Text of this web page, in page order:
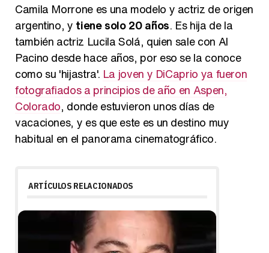
Camila Morrone es una modelo y actriz de origen
argentino, y tiene solo 20 años. Es hija de la
también actriz Lucila Solá, quien sale con Al
Pacino desde hace años, por eso se la conoce
como su 'hijastra'. La joven y DiCaprio ya fueron
fotografiados a principios de año en Aspen,
Colorado, donde estuvieron unos días de
vacaciones, y es que este es un destino muy
habitual en el panorama cinematográfico.
ARTÍCULOS RELACIONADOS